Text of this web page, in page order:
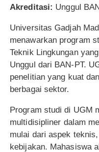
Akreditasi: Unggul
Universitas Gadjah
menawarkan program
Teknik Lingkungan
Unggul dari BAN-PT.
penelitian yang kuat
berbagai sektor.
Program studi di UGM
multidisipliner dalam
mulai dari aspek
kebijakan. Mahasiswa